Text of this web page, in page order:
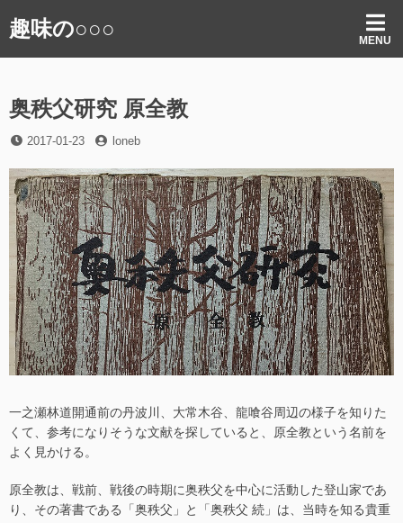
ン
へ
キ
ッ
趣味の○○○ MENU
奥秩父研究 原全教
投
日
2017-01-23
投
者
loneb
一之瀬林道開通前の丹波川、大常木谷、龍喰谷周辺の様子を知りた
くて、参考になりそうな文献を探していると、原全教という名前を
よく見かける。
原全教は、戦前、戦後の時期に奥秩父を中心に活動した登山家であ
り、その著書である「奥秩父」と「奥秩父 続」は、当時を知る貴重